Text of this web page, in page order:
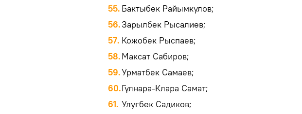
Бактыбек Райымкулов;
Зарылбек Рысалиев;
Кожобек Рыспаев;
Максат Сабиров;
Урматбек Самаев;
Гүлнара-Клара Самат;
Улугбек Садиков;